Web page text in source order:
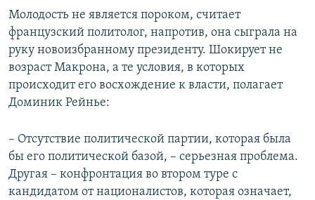
Молодость не является пороком, считает
французский политолог, напротив, она сыграла на
руку новоизбранному президенту. Шокирует не
возраст Макрона, а те условия, в которых
происходит его восхождение к власти, полагает
Доминик Рейнье:
– Отсутствие политической партии, которая была
бы его политической базой, – серьезная проблема.
Другая – конфронтация во втором туре с
кандидатом от националистов, которая означает,